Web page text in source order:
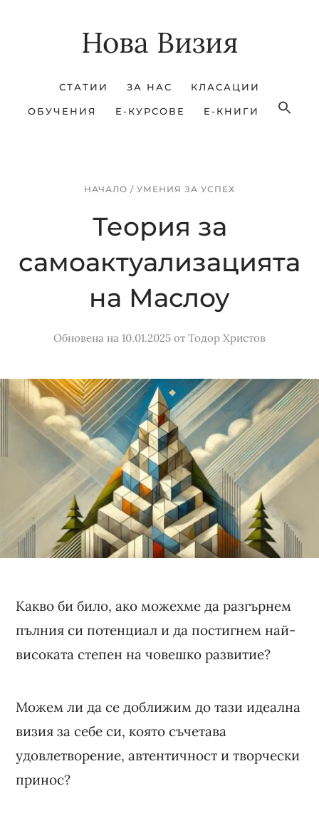
Нова Визия
СТАТИИ ЗА НАС КЛАСАЦИИ
ОБУЧЕНИЯ Е-КУРСОВЕ Е-КНИГИ
НАЧАЛО / УМЕНИЯ ЗА УСПЕХ
Теория за
самоактуализацията
на Маслоу
Обновена на 10.01.2025 от Тодор Христов
Какво би било, ако можехме да разгърнем
пълния си потенциал и да постигнем най-
високата степен на човешко развитие?
Можем ли да се доближим до тази идеална
визия за себе си, която съчетава
удовлетворение, автентичност и творчески
принос?